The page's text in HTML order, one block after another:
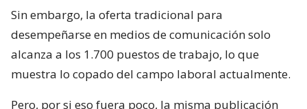
Sin embargo, la oferta tradicional para
desempeñarse en medios de comunicación solo
alcanza a los 1.700 puestos de trabajo, lo que
muestra lo copado del campo laboral actualmente.
Pero, por si eso fuera poco, la misma publicación